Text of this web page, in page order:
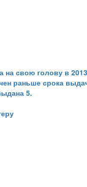
на свою голову в 2013
раньше срока
5.